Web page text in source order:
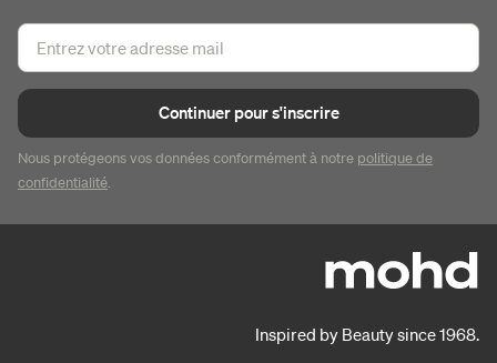
Continuer pour s'inscrire
Nous protégeons vos données conformément à notre politique de
confidentialité.
Inspired by Beauty since 1968.